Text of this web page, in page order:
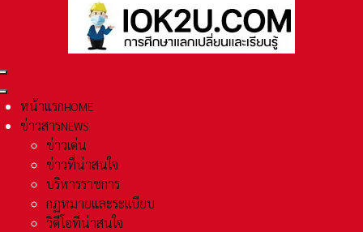
หน้าแรกHOME
ข่าวสารNEWS
ข่าวเด่น
ข่าวที่น่าสนใจ
บริหารราชการ
กฏหมายและระเเบียบ
วิดีโอที่น่าสนใจ